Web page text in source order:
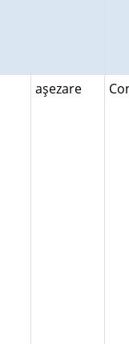
aşezare